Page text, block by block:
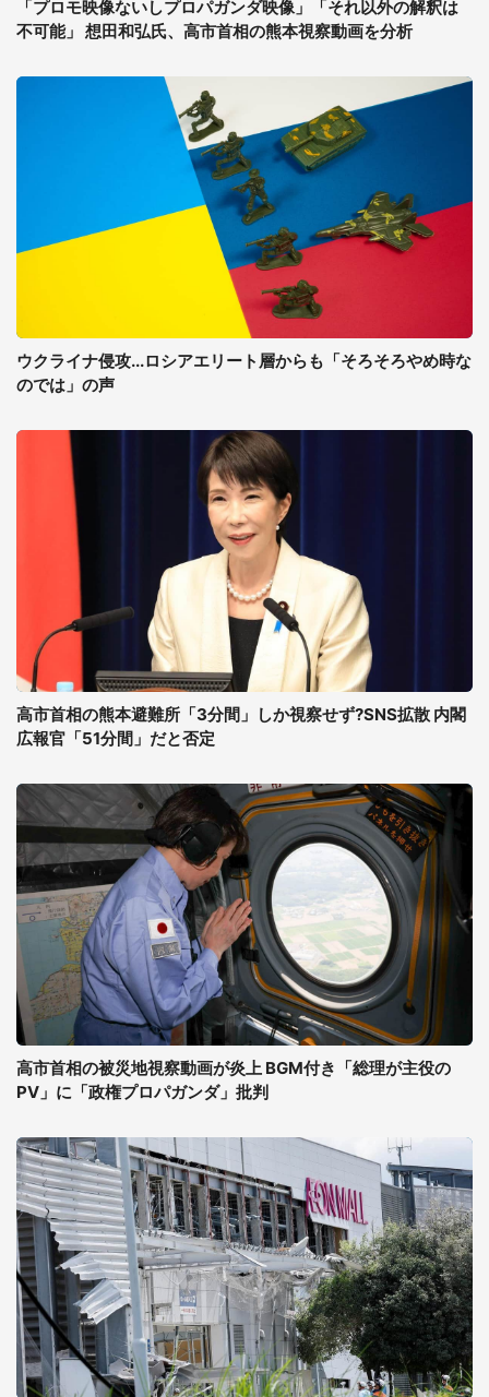
「プロモ映像ないしプロパガンダ映像」「それ以外の解釈は
不可能」 想田和弘氏、高市首相の熊本視察動画を分析
ウクライナ侵攻...ロシアエリート層からも「そろそろやめ時な
のでは」の声
高市首相の熊本避難所「3分間」しか視察せず?SNS拡散 内閣
広報官「51分間」だと否定
高市首相の被災地視察動画が炎上 BGM付き「総理が主役の
PV」に「政権プロパガンダ」批判